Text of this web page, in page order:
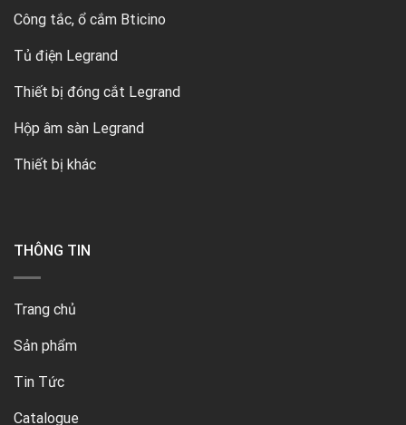
Công tắc, ổ cắm Bticino
Tủ điện Legrand
Thiết bị đóng cắt Legrand
Hộp âm sàn Legrand
Thiết bị khác
THÔNG TIN
Trang chủ
Sản phẩm
Tin Tức
Catalogue